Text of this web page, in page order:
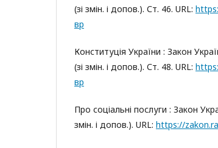
(зі змін. і допов.). Ст. 46. URL:
вр
Конституція України : Закон
(зі змін. і допов.). Ст. 48. URL:
вр
Про соціальні послуги : Закон
змін. і допов.). URL: https://